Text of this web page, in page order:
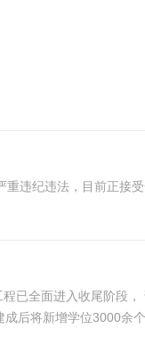
违纪违法，目前正接
已全面进入收尾阶段
后将新增学位3000余